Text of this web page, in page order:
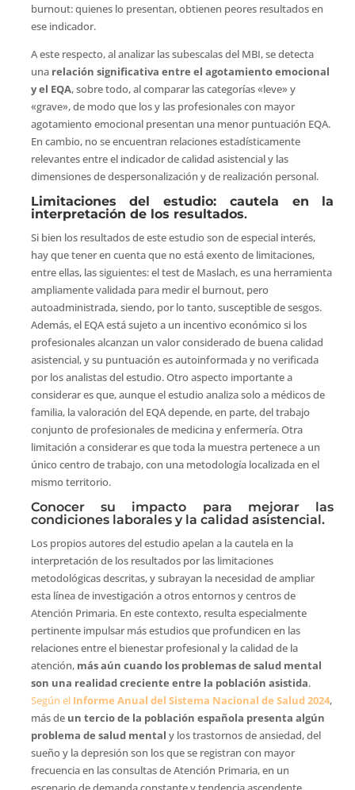
burnout: quienes lo presentan, obtienen peores resultados en
ese indicador.
A este respecto, al analizar las subescalas del MBI, se detecta
una relación significativa entre el agotamiento emocional
y el EQA, sobre todo, al comparar las categorías «leve» y
«grave», de modo que los y las profesionales con mayor
agotamiento emocional presentan una menor puntuación EQA.
En cambio, no se encuentran relaciones estadísticamente
relevantes entre el indicador de calidad asistencial y las
dimensiones de despersonalización y de realización personal.
Limitaciones del estudio: cautela en la
interpretación de los resultados.
Si bien los resultados de este estudio son de especial interés,
hay que tener en cuenta que no está exento de limitaciones,
entre ellas, las siguientes: el test de Maslach, es una herramienta
ampliamente validada para medir el burnout, pero
autoadministrada, siendo, por lo tanto, susceptible de sesgos.
Además, el EQA está sujeto a un incentivo económico si los
profesionales alcanzan un valor considerado de buena calidad
asistencial, y su puntuación es autoinformada y no verificada
por los analistas del estudio. Otro aspecto importante a
considerar es que, aunque el estudio analiza solo a médicos de
familia, la valoración del EQA depende, en parte, del trabajo
conjunto de profesionales de medicina y enfermería. Otra
limitación a considerar es que toda la muestra pertenece a un
único centro de trabajo, con una metodología localizada en el
mismo territorio.
Conocer su impacto para mejorar las
condiciones laborales y la calidad asistencial.
Los propios autores del estudio apelan a la cautela en la
interpretación de los resultados por las limitaciones
metodológicas descritas, y subrayan la necesidad de ampliar
esta línea de investigación a otros entornos y centros de
Atención Primaria. En este contexto, resulta especialmente
pertinente impulsar más estudios que profundicen en las
relaciones entre el bienestar profesional y la calidad de la
atención, más aún cuando los problemas de salud mental
son una realidad creciente entre la población asistida.
Según el Informe Anual del Sistema Nacional de Salud 2024,
más de un tercio de la población española presenta algún
problema de salud mental y los trastornos de ansiedad, del
sueño y la depresión son los que se registran con mayor
frecuencia en las consultas de Atención Primaria, en un